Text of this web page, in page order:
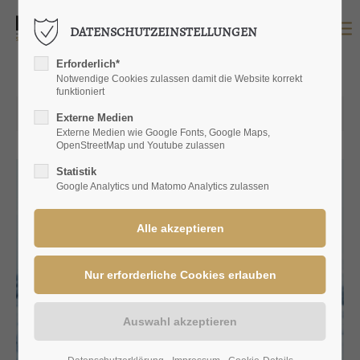
LOGIN
Benutzername
Passwort
Anmelden
|Lost your password?
SUPPORT
24.10.2023 11:17
DATENSCHUTZEINSTELLUNGEN
Erforderlich*
Notwendige Cookies zulassen damit die Website korrekt
funktioniert
Externe Medien
Externe Medien wie Google Fonts, Google Maps,
OpenStreetMap und Youtube zulassen
Statistik
Google Analytics und Matomo Analytics zulassen